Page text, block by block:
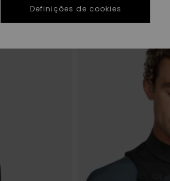
Definições de cookies